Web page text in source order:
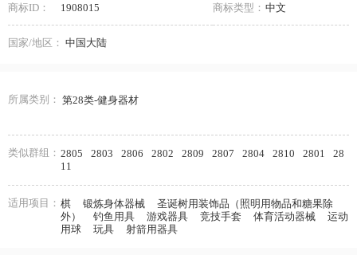
商标ID： 1908015 商标类型： 中文
国家/地区： 中国大陆
所属类别： 第28类-健身器材
类似群组： 2805 2803 2806 2802 2809 2807 2804 2810 2801
28
11
适用项目： 棋 锻炼身体器械
圣诞树用装饰品（照明用物品和糖果除
外）
钓鱼用具 游戏器具 竞技手套 体育活动器械
运动
用球
玩具 射箭用器具